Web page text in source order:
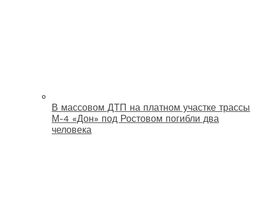
В массовом ДТП на платном участке трассы
М-4 «Дон» под Ростовом погибли два
человека